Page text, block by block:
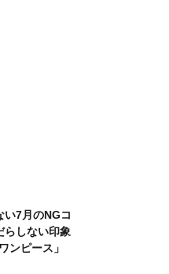
い7月のNGコ
らしない印象
ンピース」